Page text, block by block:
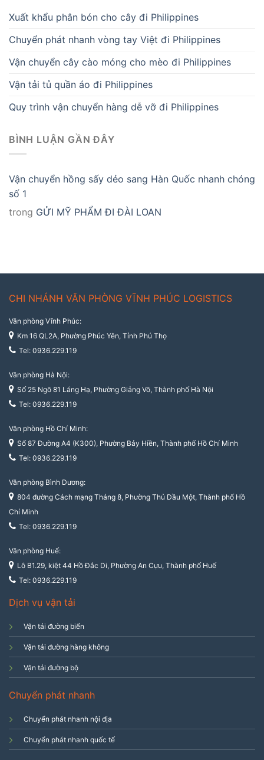
Xuất khẩu phân bón cho cây đi Philippines
Chuyển phát nhanh vòng tay Việt đi Philippines
Vận chuyển cây cào móng cho mèo đi Philippines
Vận tải tủ quần áo đi Philippines
Quy trình vận chuyển hàng dễ vỡ đi Philippines
BÌNH LUẬN GẦN ĐÂY
Vận chuyển hồng sấy dẻo sang Hàn Quốc nhanh chóng
số 1
trong GỬI MỸ PHẨM ĐI ĐÀI LOAN
CHI NHÁNH VĂN PHÒNG VĨNH PHÚC LOGISTICS
Văn phòng Vĩnh Phúc:
Km 16 QL2A, Phường Phúc Yên, Tỉnh Phú Thọ
Tel: 0936.229.119
Văn phòng Hà Nội:
Số 25 Ngõ 81 Láng Hạ, Phường Giảng Võ, Thành phố Hà Nội
Tel: 0936.229.119
Văn phòng Hồ Chí Minh:
Số 87 Đường A4 (K300), Phường Bảy Hiền, Thành phố Hồ Chí Minh
Tel: 0936.229.119
Văn phòng Bình Dương:
804 đường Cách mạng Tháng 8, Phường Thủ Dầu Một, Thành phố Hồ
Chí Minh
Tel: 0936.229.119
Văn phòng Huế:
Lô B1.29, kiệt 44 Hồ Đắc Di, Phường An Cựu, Thành phố Huế
Tel: 0936.229.119
Dịch vụ vận tải
Vận tải đường biển
Vận tải đường hàng không
Vận tải đường bộ
Chuyển phát nhanh
Chuyển phát nhanh nội địa
Chuyển phát nhanh quốc tế